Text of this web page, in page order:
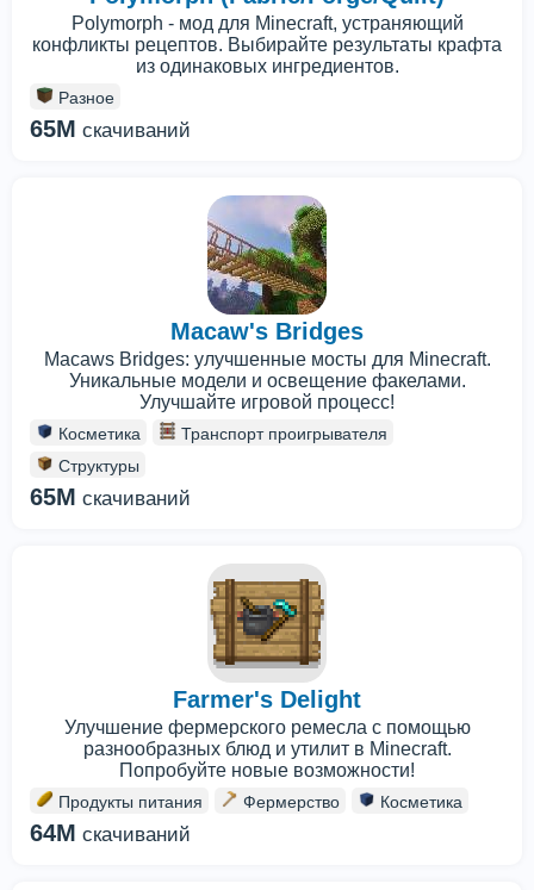
Polymorph - мод для Minecraft, устраняющий
конфликты рецептов. Выбирайте результаты крафта
из одинаковых ингредиентов.
Разное
65M скачиваний
Macaw's Bridges
Macaws Bridges: улучшенные мосты для Minecraft.
Уникальные модели и освещение факелами.
Улучшайте игровой процесс!
Косметика
Транспорт проигрывателя
Структуры
65M скачиваний
Farmer's Delight
Улучшение фермерского ремесла с помощью
разнообразных блюд и утилит в Minecraft.
Попробуйте новые возможности!
Продукты питания Фермерство Косметика
64M скачиваний